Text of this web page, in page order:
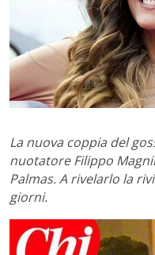
La nuova coppia del
nuotatore Filippo
Palmas. A rivelarlo la
giorni.